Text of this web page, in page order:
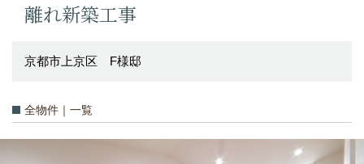
離れ新築工事
京都市上京区 F様邸
全物件｜一覧